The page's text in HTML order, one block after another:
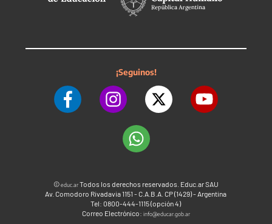
¡Seguinos!
©educ.arTodos los derechos reservados. Educ.ar SAU
Av. Comodoro Rivadavia 1151 - C.A.B.A. CP (1429) - Argentina
Tel: 0800-444-1115 (opción 4)
Correo Electrónico: info@educar.gob.ar